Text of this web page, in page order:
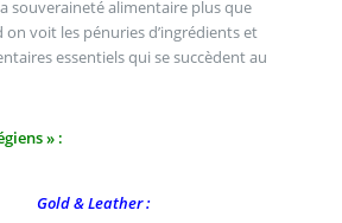
souveraineté alimentaire plus que
on voit les pénuries d’ingrédients et
essentiels qui se succèdent au
» :
Gold & Leather :